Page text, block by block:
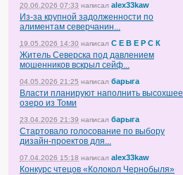
20.06.2026 07:33 написал alex33kaw
Из-за крупной задолженности по
алиментам северчанин...
19.05.2026 14:30 написал С Е В Е Р С К
Житель Северска под давлением
мошенников вскрыл сейф...
04.05.2026 21:25 написал барыга
Власти планируют наполнить высохшее
озеро из Томи
23.04.2026 21:39 написал барыга
Стартовало голосование по выбору
дизайн-проектов для...
07.04.2026 15:18 написал alex33kaw
Конкурс чтецов «Колокол Чернобыля»